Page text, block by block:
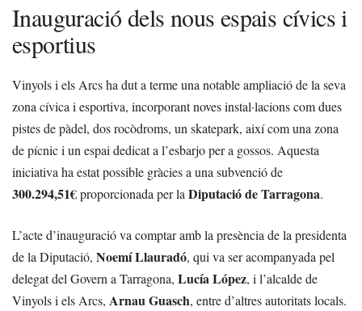
Inauguració dels nous espais cívics i
esportius
Vinyols i els Arcs ha dut a terme una notable ampliació de la seva
zona cívica i esportiva, incorporant noves instal·lacions com dues
pistes de pàdel, dos rocòdroms, un skatepark, així com una zona
de pícnic i un espai dedicat a l’esbarjo per a gossos. Aquesta
iniciativa ha estat possible gràcies a una subvenció de
300.294,51€proporcionada per la Diputació de Tarragona.
L’acte d’inauguració va comptar amb la presència de la presidenta
de la Diputació, Noemí Llauradó, qui va ser acompanyada pel
delegat del Govern a Tarragona, Lucía López, i l’alcalde de
Vinyols i els Arcs, Arnau Guasch, entre d’altres autoritats locals.